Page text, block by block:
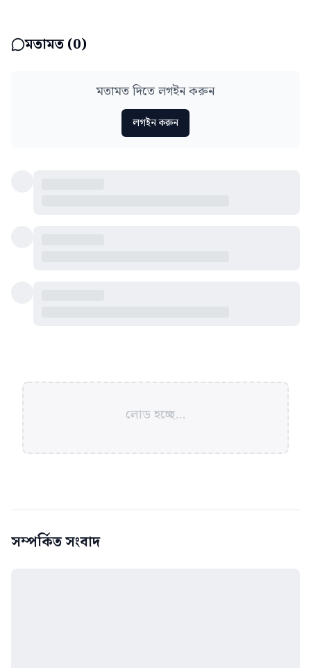
মতামত (0)
মতামত দিতে লগইন করুন
লগইন করুন
লোড হচ্ছে...
সম্পর্কিত সংবাদ